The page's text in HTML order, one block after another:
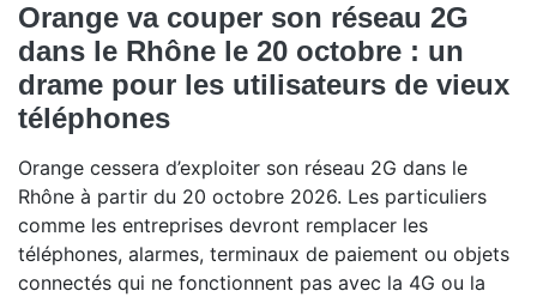
Orange va couper son réseau 2G
dans le Rhône le 20 octobre : un
drame pour les utilisateurs de vieux
téléphones
Orange cessera d’exploiter son réseau 2G dans le
Rhône à partir du 20 octobre 2026. Les particuliers
comme les entreprises devront remplacer les
téléphones, alarmes, terminaux de paiement ou objets
connectés qui ne fonctionnent pas avec la 4G ou la